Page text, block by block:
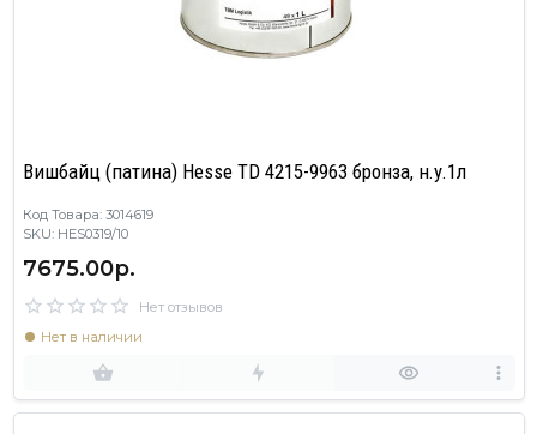
Вишбайц (патина) Hesse TD 4215-9963 бронза, н.у.1л
Код Товара: 3014619
SKU: HES0319/10
7675.00р.
Нет отзывов
Нет в наличии